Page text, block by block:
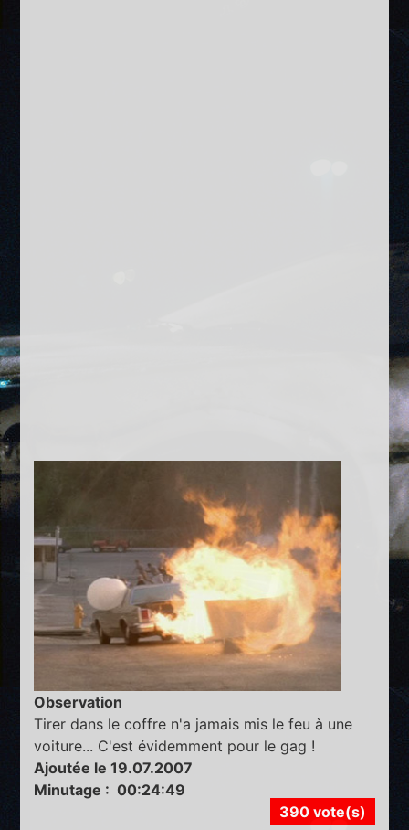
Observation
Tirer dans le coffre n'a jamais mis le feu à une
voiture... C'est évidemment pour le gag !
Ajoutée le 19.07.2007
Minutage : 00:24:49
390 vote(s)